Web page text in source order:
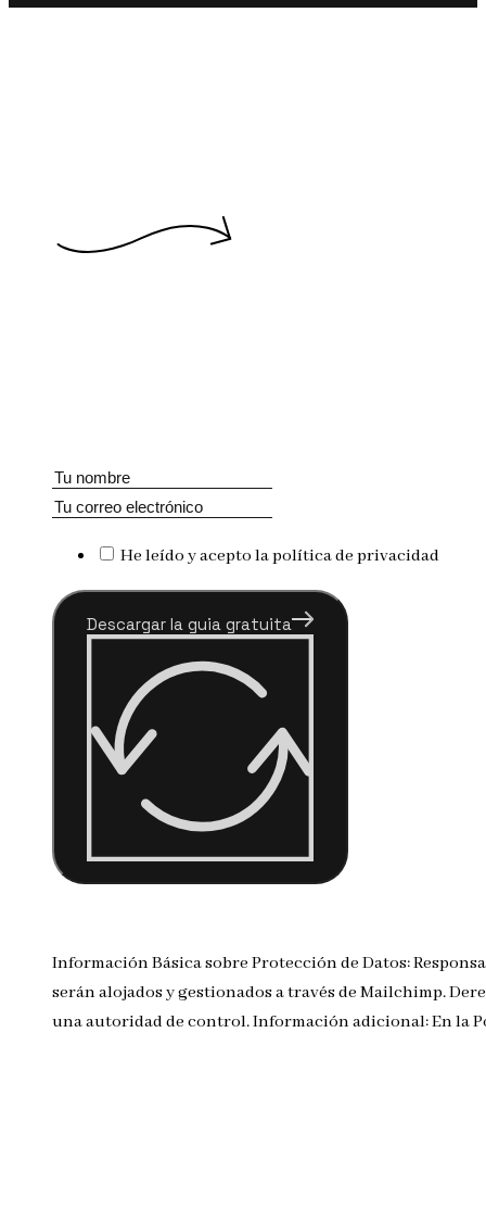
He leído y acepto la política de privacidad
Descargar la guia gratuita
Información Básica sobre Protección de Datos:
serán alojados y gestionados a través de Mailchimp.
una autoridad de control. Información adicional: En la